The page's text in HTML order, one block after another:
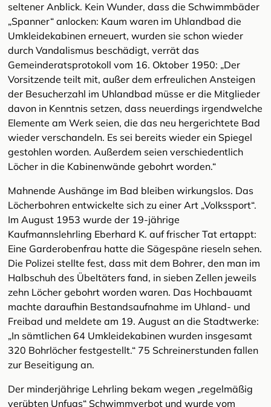
seltener Anblick. Kein Wunder, dass die Schwimmbäder
„Spanner“ anlocken: Kaum waren im Uhlandbad die
Umkleidekabinen erneuert, wurden sie schon wieder
durch Vandalismus beschädigt, verrät das
Gemeinderatsprotokoll vom 16. Oktober 1950: „Der
Vorsitzende teilt mit, außer dem erfreulichen Ansteigen
der Besucherzahl im Uhlandbad müsse er die Mitglieder
davon in Kenntnis setzen, dass neuerdings irgendwelche
Elemente am Werk seien, die das neu hergerichtete Bad
wieder verschandeln. Es sei bereits wieder ein Spiegel
gestohlen worden. Außerdem seien verschiedentlich
Löcher in die Kabinenwände gebohrt worden.“
Mahnende Aushänge im Bad bleiben wirkungslos. Das
Löcherbohren entwickelte sich zu einer Art „Volkssport“.
Im August 1953 wurde der 19-jährige
Kaufmannslehrling Eberhard K. auf frischer Tat ertappt:
Eine Garderobenfrau hatte die Sägespäne rieseln sehen.
Die Polizei stellte fest, dass mit dem Bohrer, den man im
Halbschuh des Übeltäters fand, in sieben Zellen jeweils
zehn Löcher gebohrt worden waren. Das Hochbauamt
machte daraufhin Bestandsaufnahme im Uhland- und
Freibad und meldete am 19. August an die Stadtwerke:
„In sämtlichen 64 Umkleidekabinen wurden insgesamt
320 Bohrlöcher festgestellt.“ 75 Schreinerstunden fallen
zur Beseitigung an.
Der minderjährige Lehrling bekam wegen „regelmäßig
verübten Unfugs“ Schwimmverbot und wurde vom